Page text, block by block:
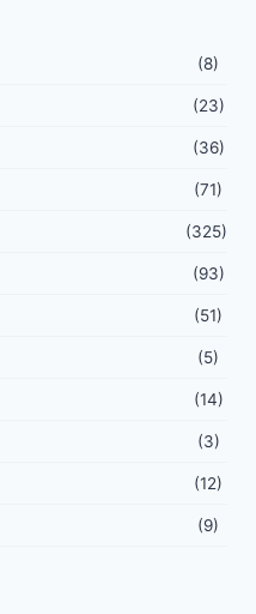
(8)
(23)
(36)
(71)
(325)
(93)
(51)
(5)
(14)
(3)
(12)
(9)